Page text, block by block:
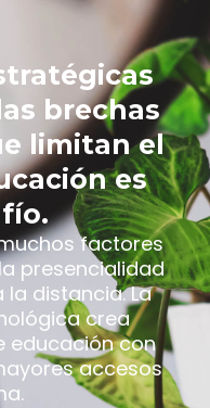
brechas
limitan el
es
factores
presencialidad
distancia. La
crea
educación con
accesos